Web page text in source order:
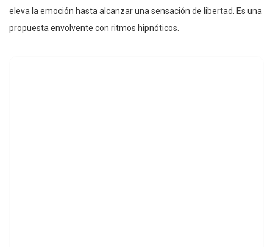
eleva la emoción hasta alcanzar una sensación de libertad. Es una
propuesta envolvente con ritmos hipnóticos.